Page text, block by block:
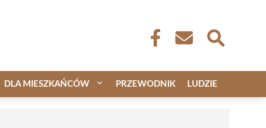
DLA MIESZKAŃCÓW PRZEWODNIK LUDZIE